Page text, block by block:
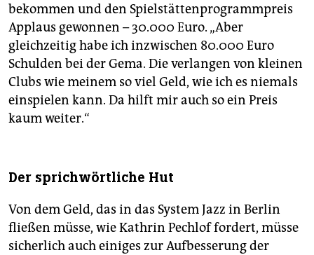
bekommen und den Spielstättenprogrammpreis
Applaus gewonnen – 30.000 Euro. „Aber
gleichzeitig habe ich inzwischen 80.000 Euro
Schulden bei der Gema. Die verlangen von kleinen
Clubs wie meinem so viel Geld, wie ich es niemals
einspielen kann. Da hilft mir auch so ein Preis
kaum weiter.“
Der sprichwörtliche Hut
Von dem Geld, das in das System Jazz in Berlin
fließen müsse, wie Kathrin Pechlof fordert, müsse
sicherlich auch einiges zur Aufbesserung der